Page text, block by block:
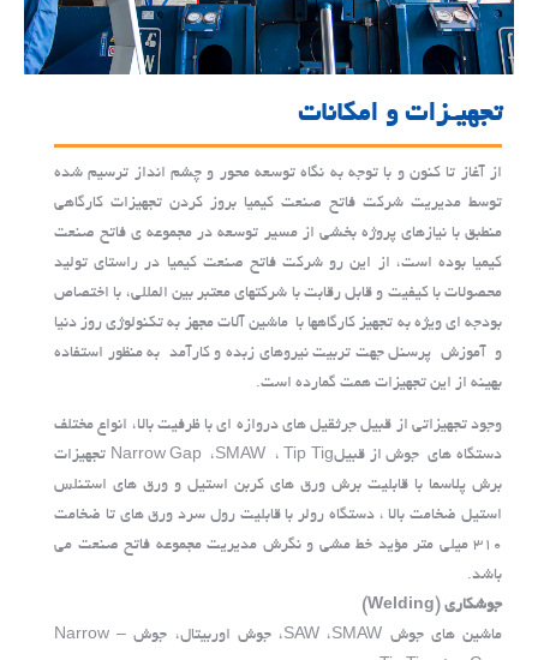
تجهیـزات و امکانات
از آغاز تا کنون و با توجه به نگاه توسعه محور و چشم انداز ترسیم شده
توسط مدیریت شرکت فاتح صنعت کیمیا بروز کردن تجهیزات کارگاهی
منطبق با نیازهای پروژه بخشی از مسیر توسعه در مجموعه ی فاتح صنعت
کیمیا بوده است، از این رو شرکت فاتح صنعت کیمیا در راستای تولید
محصولات با کیفیت و قابل رقابت با شرکتهای معتبر بین المللی، با اختصاص
بودجه ای ویژه به تجهیز کارگاهها با ماشین آلات مجهز به تکنولوژی روز دنیا
و آموزش پرسنل جهت تربیت نیروهای زبده و کارآمد به منظور استفاده
بهینه از این تجهیزات همت گمارده است.
وجود تجهیزاتی از قبیل جرثقیل های دروازه ای با ظرفیت بالا، انواع مختلف
دستگاه های جوش از قبیلNarrow Gap ،SMAW ، Tip Tig تجهیزات
برش پلاسما با قابلیت برش ورق های کربن استیل و ورق های استنلس
استیل ضخامت بالا ، دستگاه رولر با قابلیت رول سرد ورق های تا ضخامت
310 میلی متر مؤید خط مشی و نگرش مدیریت مجموعه فاتح صنعت می
باشد.
جوشکاری (Welding)
ماشین های جوش SAW ،SMAW، جوش اوربیتال، جوش Narrow –